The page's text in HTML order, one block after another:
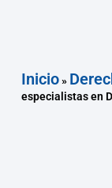
Inicio»
especialistas en